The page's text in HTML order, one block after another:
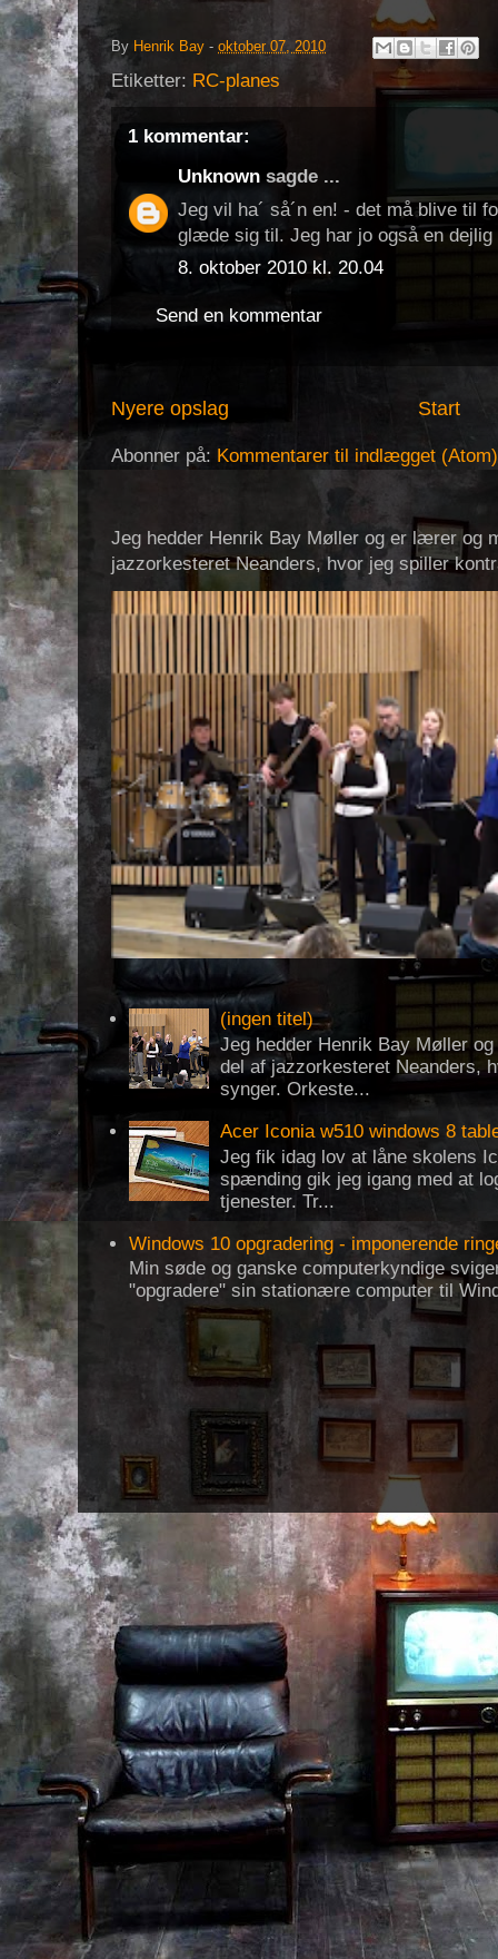
By Henrik Bay - oktober 07, 2010
Etiketter: RC-planes
1 kommentar:
Unknown sagde ...
Jeg vil ha´ så´n en! - det må blive til
glæde sig til. Jeg har jo også en
8. oktober 2010 kl. 20.04
Send en kommentar
Nyere opslag Start
Abonner på: Kommentarer til indlægget (Atom)
Jeg hedder Henrik Bay Møller og er lærer og
jazzorkesteret Neanders, hvor jeg spiller
(ingen titel)
Jeg hedder Henrik Bay Møller
del af jazzorkesteret Neanders,
synger. Orkeste...
Acer Iconia w510 windows 8
Jeg fik idag lov at låne skolens
spænding gik jeg igang med at
tjenester. Tr...
Windows 10 opgradering - imponerende
Min søde og ganske computerkyndige
"opgradere" sin stationære computer til